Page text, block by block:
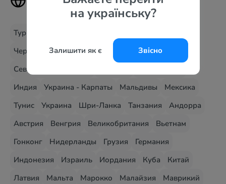
на українську?
Залишити як є Звісно
страны
Турция
Черногория
ОАЭ Кипр Хорватия
Италия
Северная Македония
Индия
Украина - Карпаты Мальдивы
Мексика
Тунис
Украина Шри-Ланка Танзания
Андорра
Австрия
Венгрия Великобритания
Вьетнам
Гонконг
Нидерланды Грузия
Германия
Индонезия
Израиль Иордания Куба
Китай
Латвия
Мальта Марокко Малайзия
Маврикий